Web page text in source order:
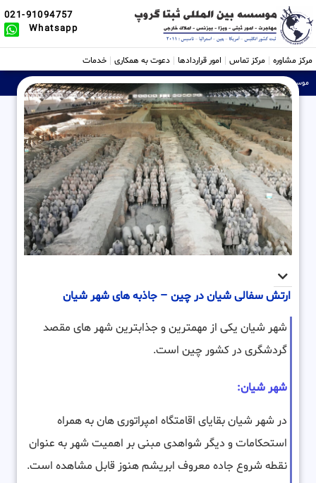
021-91094757
Whatsapp
مرکز مشاوره مرکز تماس امور قراردادها دعوت به همکاری خدمات
موسسه ثبتی، حقوقی و بین الملل Sabtta »ارتش سفالی شیان در چین – جاذبه های شهر شیان
ارتش سفالی شیان در چین – جاذبه های شهر شیان
شهر شیان یکی از مهمترین و جذابترین شهر های مقصد
گردشگری در کشور چین است.
شهر شیان:
در شهر شیان بقایای اقامتگاه امپراتوری هان به همراه
استحکامات و دیگر شواهدی مبنی بر اهمیت شهر به عنوان
نقطه شروع جاده معروف ابریشم هنوز قابل مشاهده است.